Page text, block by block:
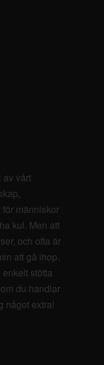
av vårt
människor
kul. Men att
och ofta är
att gå ihop.
stötta
du handlar
något extra!